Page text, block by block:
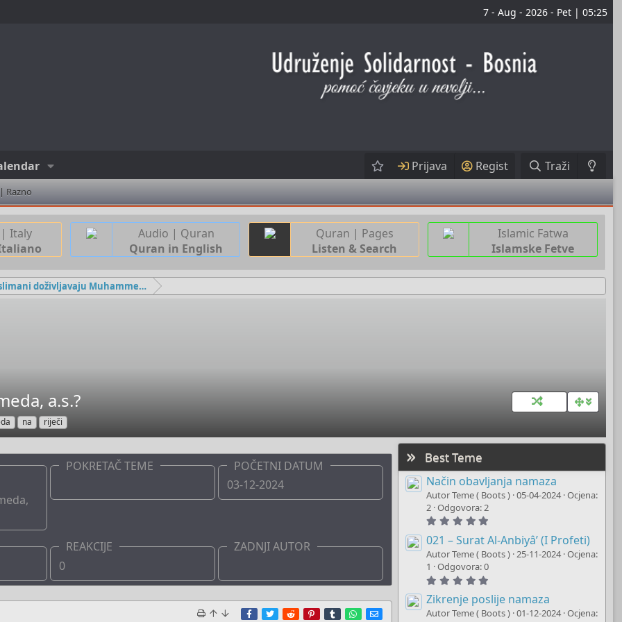
7 - Aug - 2026 - Pet | 05:25
Prijava Regist Traži
Razno
Italy
Audio | Quran
Quran in English
Quran | Pages
Listen & Search
Islamic Fatwa
Islamske Fetve
Kako muslimani doživljavaju Muhammeda, a.s.?
a.s.?
na riječi
POKRETAČ TEME
POČETNI DATUM
03-12-2024
REAKCIJE
0
ZADNJI AUTOR
Facebook
TwitterRedditPinterest
TumblrWhatsApp
E-mail
Best Teme
Način obavljanja namaza
Autor Teme ( Boots ) 05-04-2024 Ocjena:
2 Odgovora: 2
0
0
s
(
s
)
021 – Surat Al-Anbiyâ’ (I Profeti)
Autor Teme ( Boots ) 25-11-2024 Ocjena:
1
Odgovora: 0
0
0
s
Zikrenje poslije namaza
Autor Teme ( Boots ) 01-12-2024 Ocjena: